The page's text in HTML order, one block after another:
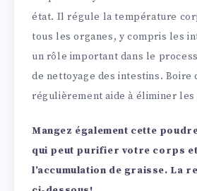
état. Il régule la température
tous les organes, y compris les
un rôle important dans le
de nettoyage des intestins. Boire
régulièrement aide à éliminer les
Mangez également cette
qui peut purifier votre corps
l’accumulation de graisse. La